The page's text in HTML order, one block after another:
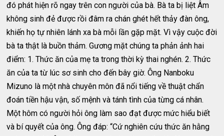
đó phát hiện rõ ngay trên con người của bà. Bà ta bị liệt Âm
không sinh đẻ được rồi đâm ra chán ghét hết thảy đàn ông,
khiến họ tự nhiên lánh xa bà mỗi lần gặp mặt. Vì vậy cuộc đời
bà ta thật là buồn thảm. Gương mặt chúng ta phản ảnh hai
điểm: 1. Thức ăn của mẹ ta trong thời kỳ thai nghén. 2. Thức
ăn của ta từ lúc sơ sinh cho đến bây giờ. Ông Nanboku
Mizuno là một nhà chuyên môn đã nổi tiếng về thuật chẩn
đoán tiền hậu vận, số mệnh và tánh tình của từng cá nhân.
Một hôm có người hỏi ông làm sao đạt được mức hiểu biết
và bí quyết của ông. Ông đáp: “Cứ nghiên cứu thức ăn hằng